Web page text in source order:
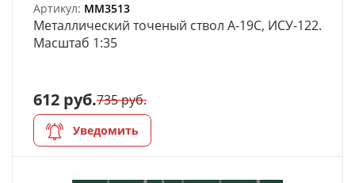
Артикул: MM3513
Металлический точеный ствол А-19С, ИСУ-122.
Масштаб 1:35
612 руб.735 руб.
Уведомить